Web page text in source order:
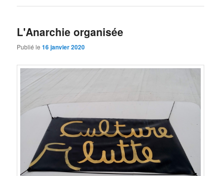
L'Anarchie organisée
Publié le16 janvier 2020